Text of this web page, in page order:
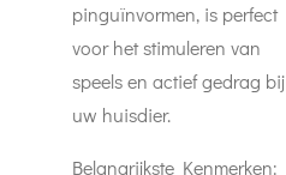
pinguïnvormen, is perfect
voor het stimuleren van
speels en actief gedrag bij
uw huisdier.
Belangrijkste Kenmerken: